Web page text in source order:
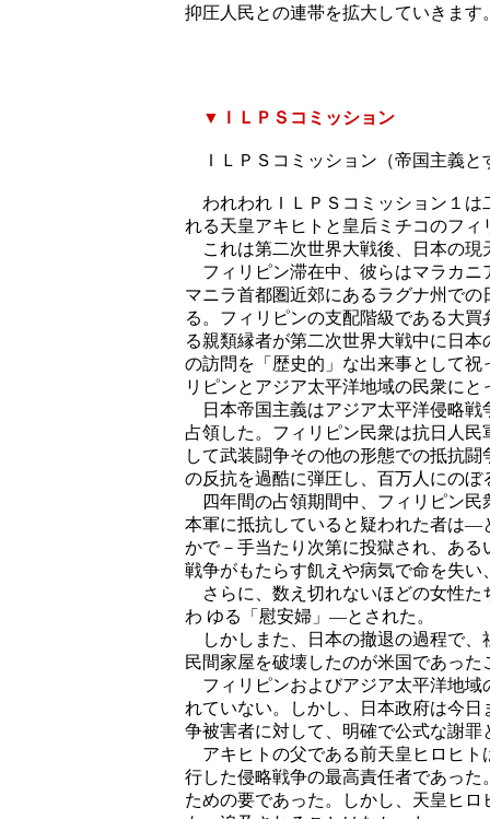
抑圧人民との連帯を拡大していきます
▼ＩＬＰＳコミッション
ＩＬＰＳコミッション（帝国主義と
われわれＩＬＰＳコミッション１は
れる天皇アキヒトと皇后ミチコのフィ
これは第二次世界大戦後、日本の現
フィリピン滞在中、彼らはマラカニ
マニラ首都圏近郊にあるラグナ州で
る。フィリピンの支配階級である大
る親類縁者が第二次世界大戦中に日
の訪問を「歴史的」な出来事として
リピンとアジア太平洋地域の民衆に
日本帝国主義はアジア太平洋侵略戦
占領した。フィリピン民衆は抗日人
して武装闘争その他の形態での抵抗
の反抗を過酷に弾圧し、百万人にの
四年間の占領期間中、フィリピン民
本軍に抵抗していると疑われた者は―
かで－手当たり次第に投獄され、あ
戦争がもたらす飢えや病気で命を失い
さらに、数え切れないほどの女性
わ ゆる「慰安婦」―とされた。
しかしまた、日本の撤退の過程で、
民間家屋を破壊したのが米国であっ
フィリピンおよびアジア太平洋地域
れていない。しかし、日本政府は今
争被害者に対して、明確で公式な謝
アキヒトの父である前天皇ヒロヒト
行した侵略戦争の最高責任者であっ
ための要であった。しかし、天皇ヒ